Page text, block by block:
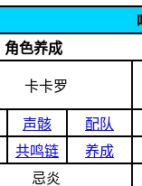
角色养成
卡卡罗
声骸
配队
共鸣链
养成
忌炎